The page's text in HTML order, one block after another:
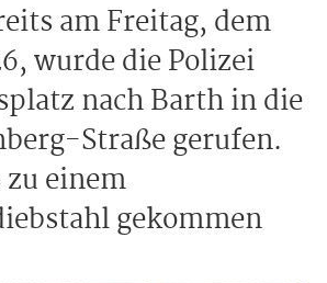
am Freitag, dem
wurde die Polizei
nach Barth in die
Straße gerufen.
einem
gekommen